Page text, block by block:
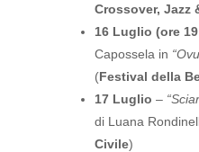
Crossover, Jazz
16 Luglio (ore
Capossela in
(Festival della
17 Luglio –
di Luana
Civile)